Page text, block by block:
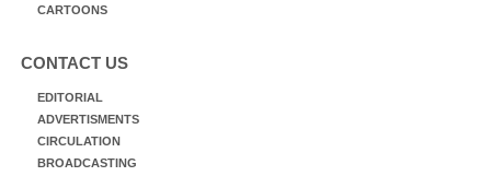
CARTOONS
CONTACT US
EDITORIAL
ADVERTISMENTS
CIRCULATION
BROADCASTING